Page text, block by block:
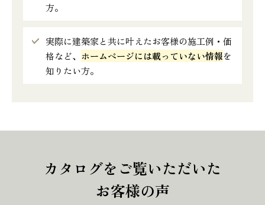
方。
実際に建築家と共に叶えたお客様の施工例・価
格など、 ホームページには載っていない情報を
知りたい方。
カタログをご覧いただいた
お客様の声